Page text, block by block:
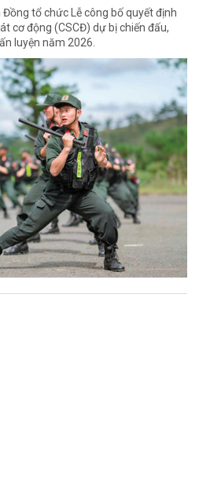
tổ chức Lễ công bố quyết định
cơ động (CSCĐ) dự bị chiến đấu,
luyện năm 2026.